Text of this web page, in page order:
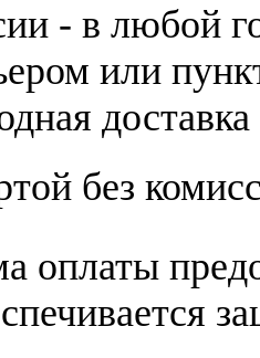
- в любой
или
без
оплаты